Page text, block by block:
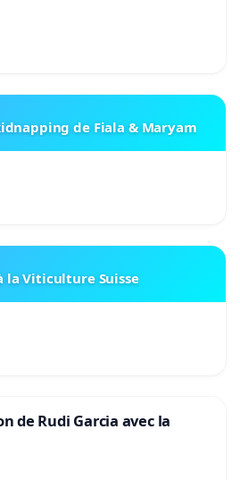
de Fiala & Maryam
la Viticulture Suisse
de Rudi Garcia avec la